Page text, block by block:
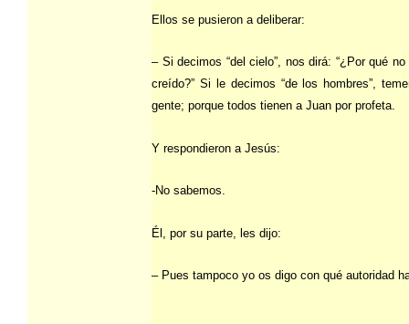
Ellos se pusieron a deliberar:
– Si decimos “del cielo”, nos dirá: “¿Por qué
creído?” Si le decimos “de los hombres”,
gente; porque todos tienen a Juan por profeta.
Y respondieron a Jesús:
-No sabemos.
Él, por su parte, les dijo:
– Pues tampoco yo os digo con qué autoridad